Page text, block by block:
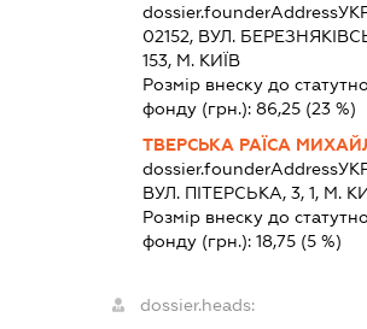
dossier.founderAddress
02152, ВУЛ.
153, М. КИЇВ
Розмір внеску до
фонду (грн.): 86,25(23 %)
ТВЕРСЬКА РАЇСА
dossier.founderAddress
ВУЛ. ПІТЕРСЬКА, 3, 1, М.
Розмір внеску до
фонду (грн.): 18,75(5 %)
dossier.heads: